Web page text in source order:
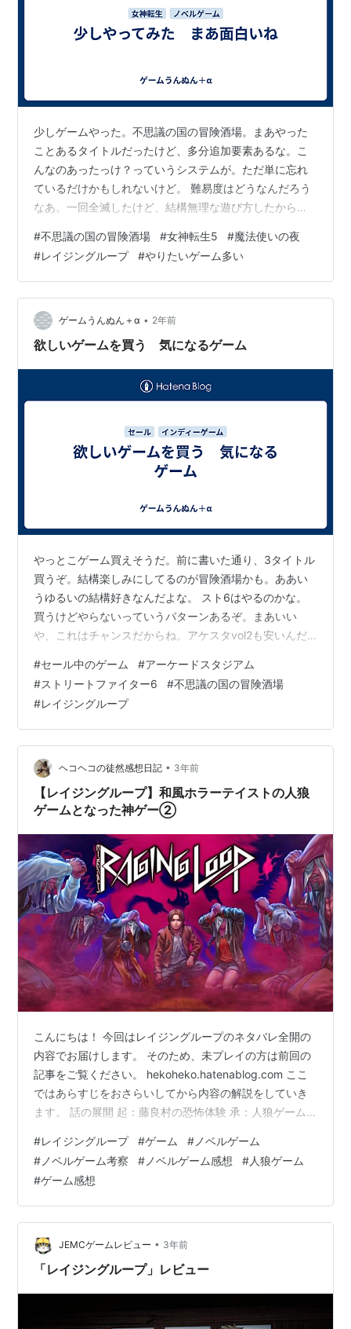
少しゲームやった。不思議の国の冒険酒場。まあやった
ことあるタイトルだったけど、多分追加要素あるな。こ
んなのあったっけ？っていうシステムが。ただ単に忘れ
ているだけかもしれないけど。 難易度はどうなんだろう
なあ。一回全滅したけど、結構無理な遊び方したから
感じはないかな。 相変わらずレシピ開発が難しい。ネッ
トで調べたら出てきた。まあ見ちゃうと楽しくはないか
もな。それでも少し見ちゃったけど。本当に分からなく
なったらネットの力借りるのもいいだろう。 この後どう
しよう。女神転生やるか。それでもいいか。PS4に入っ
てるアクションゲームもいいなあ。どっちからや…
#不思議の国の冒険酒場 #女神転生5 #魔法使いの夜
#レイジングループ #やりたいゲーム多い
ゲームうんぬん＋α • 2年前
欲しいゲームを買う 気になるゲーム
やっとこゲーム買えそうだ。前に書いた通り、3タイトル
買うぞ。結構楽しみにしてるのが冒険酒場かも。ああい
うゆるいの結構好きなんだよな。 スト6はやるのかな。
買うけどやらないっていうパターンあるぞ。まあいい
や、これはチャンスだからね。アケスタvol2も安いんだ
さらに安くなって1,600円になった。買ってしまおうかな
って思っちゃうよな。 こっちの勝手な推測でアケスタは
2,000円切るとは思ってなかった。待ってみるものだな。
買うかどうか分からないが、かなり安いと思う。これ以
上は安くならないような。もう投げ売りみたいな感じに
なってるもんな。 レイジ…
#セール中のゲーム #アーケードスタジアム
#ストリートファイター6 #不思議の国の冒険酒場
#レイジングループ
ヘコヘコの徒然感想日記 • 3年前
【レイジングループ】和風ホラーテイストの人狼
ゲームとなった神ゲー②
こんにちは！ 今回はレイジングループのネタバレ全開の
内容でお届けします。 そのため、未プレイの方は前回の
記事をご覧ください。 hekoheko.hatenablog.com ここ
ではあらすじをおさらいしてから内容の解説をしていき
ます。 話の展開 起：藤良村の恐怖体験 承：人狼ゲーム
なる陰謀が出現 結：解決編 一番やばいキャラはこいつ
どうして村人は神様を信じたのか？ 現実とファンタジー
が混在して困惑 後日談も読んでおこう タイトルの意味
まとめ 話の展開 まずはストーリーのおさらいです。 起
承転結で書くと以下の通りです。 起：藤良村の恐怖体…
#レイジングループ #ゲーム # ノベルゲーム
# ノベルゲーム考察 # ノベルゲーム感想 #人狼ゲーム
#ゲーム感想
JEMCゲームレビュー • 3年前
「レイジングループ」レビュー